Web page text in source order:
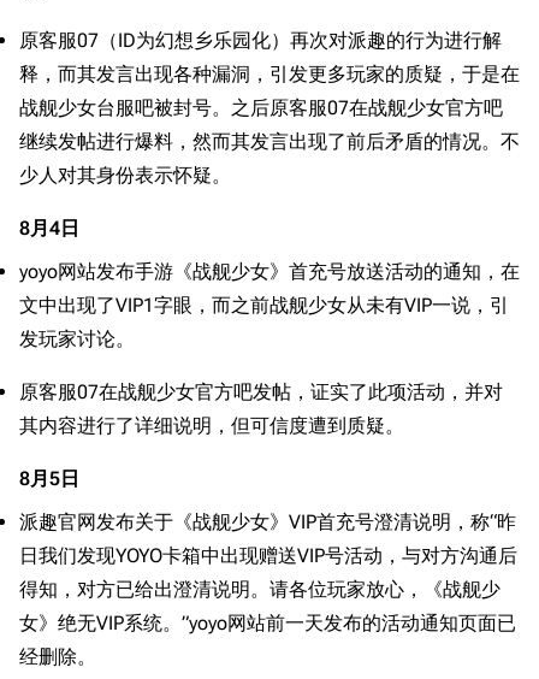
原客服07（ID为幻想乡乐园化）再次对派趣的行为进行解
释，而其发言出现各种漏洞，引发更多玩家的质疑，于是在
战舰少女台服吧被封号。之后原客服07在战舰少女官方吧
继续发帖进行爆料，然而其发言出现了前后矛盾的情况。不
少人对其身份表示怀疑。
8月4日
yoyo网站发布手游《战舰少女》首充号放送活动的通知，在
文中出现了VIP1字眼，而之前战舰少女从未有VIP一说，引
发玩家讨论。
原客服07在战舰少女官方吧发帖，证实了此项活动，并对
其内容进行了详细说明，但可信度遭到质疑。
8月5日
派趣官网发布关于《战舰少女》VIP首充号澄清说明，称“昨
日我们发现YOYO卡箱中出现赠送VIP号活动，与对方沟通后
得知，对方已给出澄清说明。请各位玩家放心，《战舰少
女》绝无VIP系统。”yoyo网站前一天发布的活动通知页面已
经删除。